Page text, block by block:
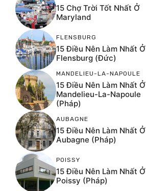
15 Chợ Trời Tốt Nhất Ở
Maryland
FLENSBURG
15 Điều Nên Làm Nhất Ở
Flensburg (Đức)
MANDELIEU-LA-NAPOULE
15 Điều Nên Làm Nhất Ở
Mandelieu-La-Napoule
(Pháp)
AUBAGNE
15 Điều Nên Làm Nhất Ở
Aubagne (Pháp)
POISSY
15 Điều Nên Làm Nhất Ở
Poissy (Pháp)